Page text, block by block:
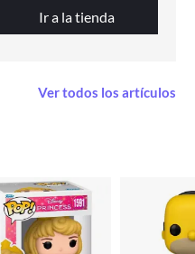
Ir a la tienda
Ver todos los artículos